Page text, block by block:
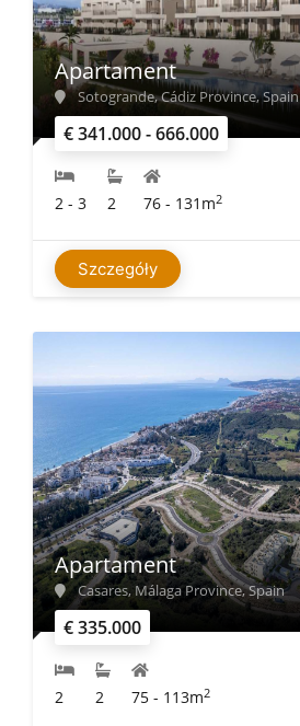
€ 341.000 - 666.000
Apartament
Sotogrande, Cádiz Province, Spain
2 - 3 2 76 - 131m2
Szczegóły
€ 335.000
Apartament
Casares, Málaga Province, Spain
2 2 75 - 113m2